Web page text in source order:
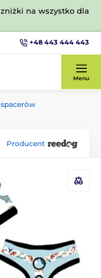
na wszystko dla
+48 443 444 443
Menu
Producent